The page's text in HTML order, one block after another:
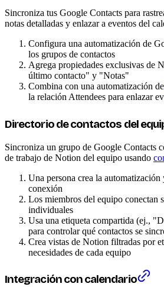
Sincroniza tus Google Contacts para
notas detalladas y enlazar a eventos del
Configura una automatización de
los grupos de contactos
Agrega propiedades exclusivas de
último contacto" y "Notas"
Combina con una automatización de
la relación Attendees para enlazar
Directorio de contactos del
Sincroniza un grupo de Google Contacts
de trabajo de Notion del equipo usando
Una persona crea la automatización
conexión
Los miembros del equipo conectan
individuales
Usa una etiqueta compartida (ej.,
para controlar qué contactos se
Crea vistas de Notion filtradas por
necesidades de cada equipo
Integración con calendario